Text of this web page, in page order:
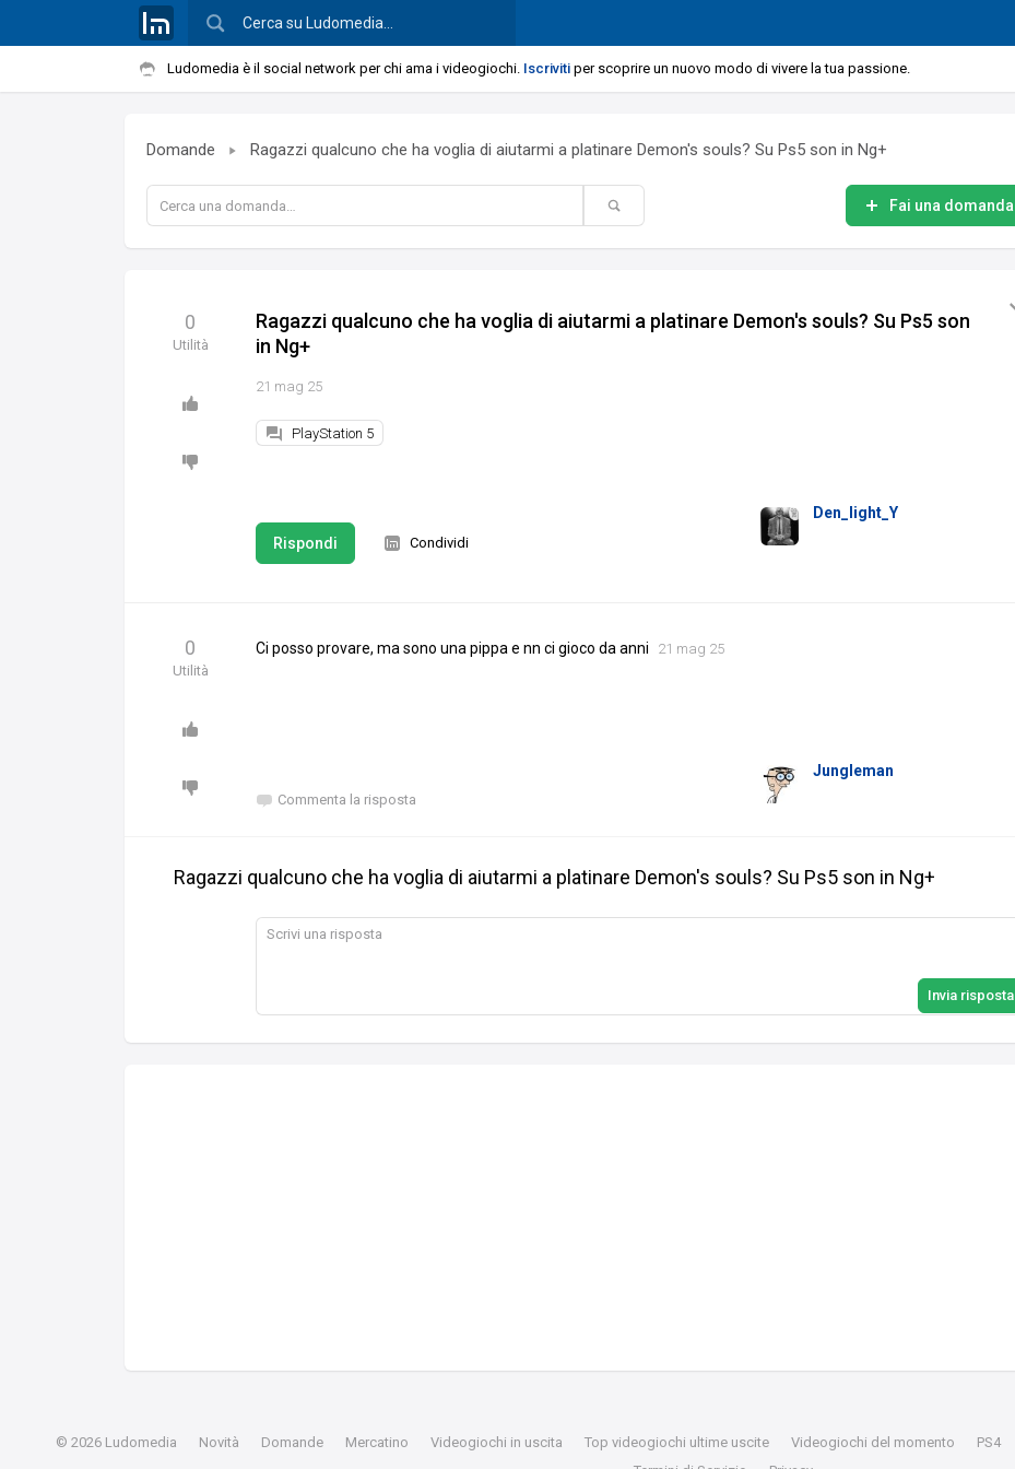
Ludomedia è il social network per chi ama i videogiochi. Iscriviti per scoprire un nuovo modo di vivere la tua passione.
Domande Ragazzi qualcuno che ha voglia di aiutarmi a platinare Demon's souls? Su Ps5 son in Ng+
Fai una domanda
0
Utilità
Ragazzi qualcuno che ha voglia di aiutarmi a platinare Demon's souls? Su Ps5 son
in Ng+
21 mag 25
PlayStation 5
Den_light_Y
Rispondi
Condividi
0
Utilità
Ci posso provare, ma sono una pippa e nn ci gioco da anni 21 mag 25
Jungleman
Commenta la risposta
Ragazzi qualcuno che ha voglia di aiutarmi a platinare Demon's souls? Su Ps5 son in Ng+
Invia risposta
© 2026 Ludomedia Novità Domande Mercatino Videogiochi in uscita Top videogiochi ultime uscite Videogiochi del momento PS4